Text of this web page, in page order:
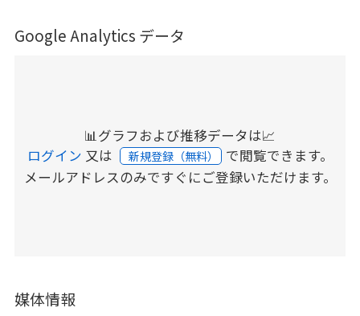
Google Analytics データ
📊グラフおよび推移データは📈
ログイン 又は 新規登録（無料） で閲覧できます。
メールアドレスのみですぐにご登録いただけます。
媒体情報